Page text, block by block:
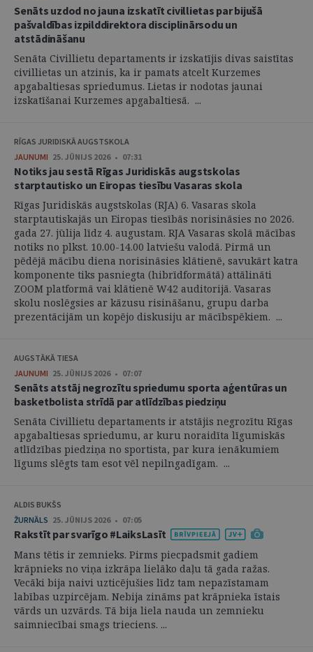
Senāts uzdod no jauna izskatīt civillietas par bijušā
pašvaldības izpilddirektora disciplinārsodu un
atstādināšanu
Senāta Civillietu departaments ir izskatījis divas saistītas
civillietas un atzinis, ka ir pamats atcelt Kurzemes
apgabaltiesas spriedumus. Lietas ir nodotas jaunai
izskatīšanai Kurzemes apgabaltiesā. ...
RĪGAS JURIDISKĀ AUGSTSKOLA
JAUNUMI 25. JŪNIJS 2026 • 07:31
Notiks jau sestā Rīgas Juridiskās augstskolas
starptautisko un Eiropas tiesību Vasaras skola
Rīgas Juridiskās augstskolas (RJA) 6. Vasaras skola
starptautiskajās un Eiropas tiesībās norisināsies no 2026.
gada 27. jūlija līdz 4. augustam. RJA Vasaras skolā mācības
notiks no plkst. 10.00-14.00 latviešu valodā. Pirmā un
pēdējā mācību diena norisināsies klātienē, savukārt katra
komponente tiks pasniegta (hibrīdformātā) attālināti
ZOOM platformā vai klātienē W42 auditorijā. Vasaras
skolu noslēgsies ar kāzusu risināšanu, grupu darba
prezentācijām un kopējo diskusiju ar mācībspēkiem. ...
AUGSTĀKĀ TIESA
JAUNUMI 25. JŪNIJS 2026 • 07:07
Senāts atstāj negrozītu spriedumu sporta aģentūras un
basketbolista strīdā par atlīdzības piedziņu
Senāta Civillietu departaments ir atstājis negrozītu Rīgas
apgabaltiesas spriedumu, ar kuru noraidīta līgumiskās
atlīdzības piedziņa no sportista, par kura ienākumiem
līgums slēgts tam esot vēl nepilngadīgam. ...
ALDIS BUKŠS
ŽURNĀLS 25. JŪNIJS 2026 • 07:05
Rakstīt par svarīgo #LaiksLasīt
Mans tētis ir zemnieks. Pirms piecpadsmit gadiem
krāpnieks no viņa izkrāpa lielāko daļu tā gada ražas.
Vecāki bija naivi uzticējušies līdz tam nepazīstamam
labības uzpircējam. Nebija zināms pat krāpnieka īstais
vārds un uzvārds. Tā bija liela nauda un zemnieku
saimniecībai smags trieciens. ...